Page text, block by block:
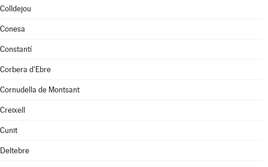
Colldejou
Conesa
Constantí
Corbera d'Ebre
Cornudella de Montsant
Creixell
Cunit
Deltebre